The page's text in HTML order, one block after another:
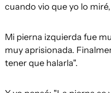
cuando vio que yo lo
Mi pierna izquierda fue
muy aprisionada.
tener que halarla".